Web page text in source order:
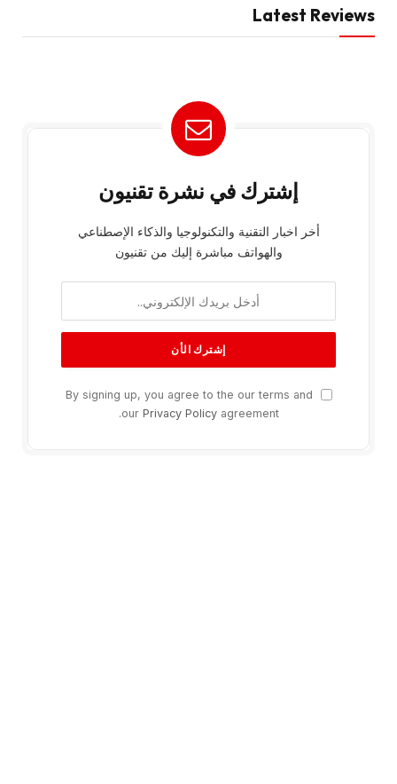
Latest Reviews
إشترك في نشرة تقنيون
أخر اخبار التقنية والتكنولوجيا والذكاء الإصطناعي
والهواتف مباشرة إليك من تقنيون
By signing up, you agree to the our terms and
our Privacy Policyagreement.